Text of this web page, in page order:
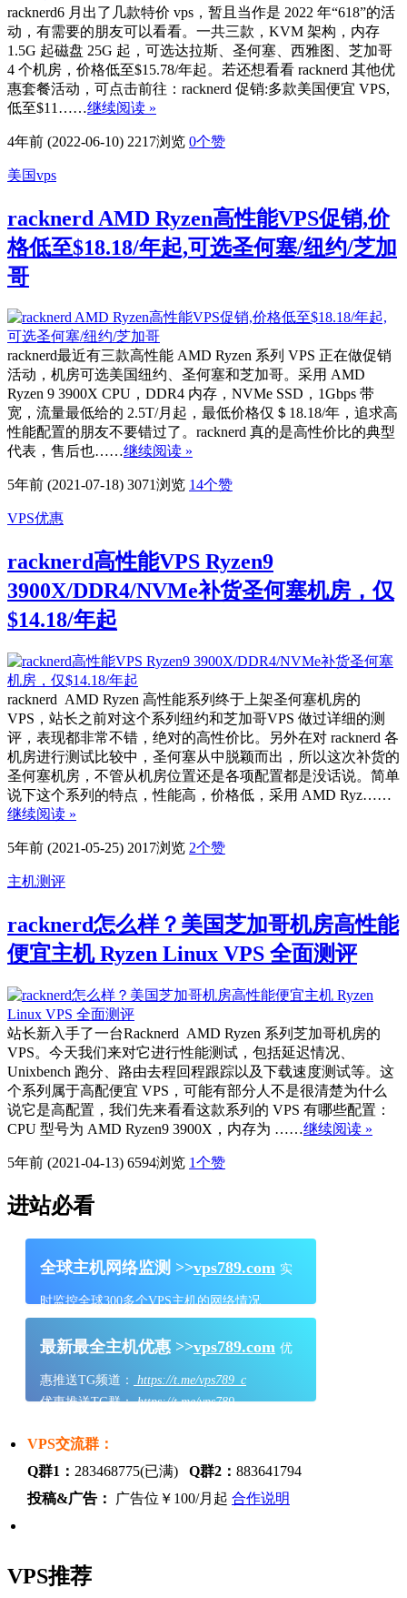
racknerd6 月出了几款特价 vps，暂且当作是 2022 年“618”的活
动，有需要的朋友可以看看。一共三款，KVM 架构，内存
1.5G 起磁盘 25G 起，可选达拉斯、圣何塞、西雅图、芝加哥
4 个机房，价格低至$15.78/年起。若还想看看 racknerd 其他优
惠套餐活动，可点击前往：racknerd 促销:多款美国便宜 VPS,
低至$11……继续阅读 »
4年前 (2022-06-10) 2217浏览 0个赞
美国vps
racknerd AMD Ryzen高性能VPS促销,价
格低至$18.18/年起,可选圣何塞/纽约/芝加
哥
racknerd最近有三款高性能 AMD Ryzen 系列 VPS 正在做促销
活动，机房可选美国纽约、圣何塞和芝加哥。采用 AMD
Ryzen 9 3900X CPU，DDR4 内存，NVMe SSD，1Gbps 带
宽，流量最低给的 2.5T/月起，最低价格仅＄18.18/年，追求高
性能配置的朋友不要错过了。racknerd 真的是高性价比的典型
代表，售后也……继续阅读 »
5年前 (2021-07-18) 3071浏览 14个赞
VPS优惠
racknerd高性能VPS Ryzen9
3900X/DDR4/NVMe补货圣何塞机房，仅
$14.18/年起
racknerd AMD Ryzen 高性能系列终于上架圣何塞机房的
VPS，站长之前对这个系列纽约和芝加哥VPS 做过详细的测
评，表现都非常不错，绝对的高性价比。另外在对 racknerd 各
机房进行测试比较中，圣何塞从中脱颖而出，所以这次补货的
圣何塞机房，不管从机房位置还是各项配置都是没话说。简单
说下这个系列的特点，性能高，价格低，采用 AMD Ryz……
继续阅读 »
5年前 (2021-05-25) 2017浏览 2个赞
主机测评
racknerd怎么样？美国芝加哥机房高性能
便宜主机 Ryzen Linux VPS 全面测评
站长新入手了一台Racknerd AMD Ryzen 系列芝加哥机房的
VPS。今天我们来对它进行性能测试，包括延迟情况、
Unixbench 跑分、路由去程回程跟踪以及下载速度测试等。这
个系列属于高配便宜 VPS，可能有部分人不是很清楚为什么
说它是高配置，我们先来看看这款系列的 VPS 有哪些配置：
CPU 型号为 AMD Ryzen9 3900X，内存为 ……继续阅读 »
5年前 (2021-04-13) 6594浏览 1个赞
进站必看
全球主机网络监测 >>vps789.com 实
时监控全球300多个VPS主机的网络情况
最新最全主机优惠 >>vps789.com 优
惠推送TG频道：
https://t.me/vps789_c
优惠推送TG群：https://t.me/vps789
VPS交流群：
Q群1： 283468775(已满) Q群2： 883641794
投稿&广告：
广告位￥100/月起 合作说明
VPS推荐